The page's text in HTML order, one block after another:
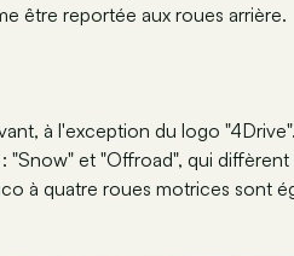
être reportée aux roues arrière.
à l'exception du logo
et "Offroad", qui diffèrent
à quatre roues motrices sont